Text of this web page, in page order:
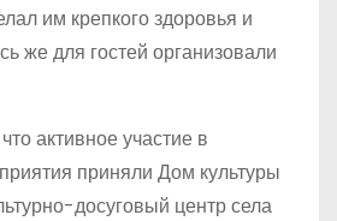
им крепкого здоровья и
же для гостей организовали
активное участие в
приняли Дом культуры
досуговый центр села